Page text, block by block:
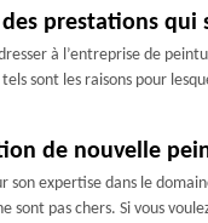
prestations
à l’entreprise de
sont les raisons pour
de nouvelle
expertise dans le
pas chers. Si vous